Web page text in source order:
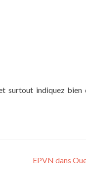
surtout indiquez bien
EPVN dans